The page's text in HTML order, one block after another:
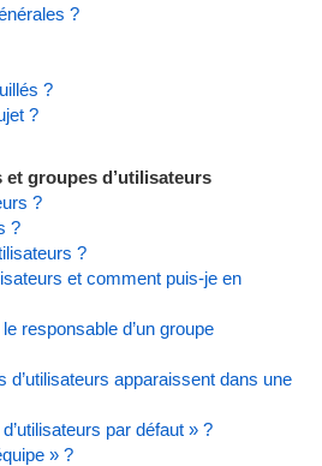
?
?
?
groupes d’utilisateurs
?
?
?
et comment puis-je en
responsable d’un groupe
d’utilisateurs apparaissent dans une
par défaut » ?
» ?